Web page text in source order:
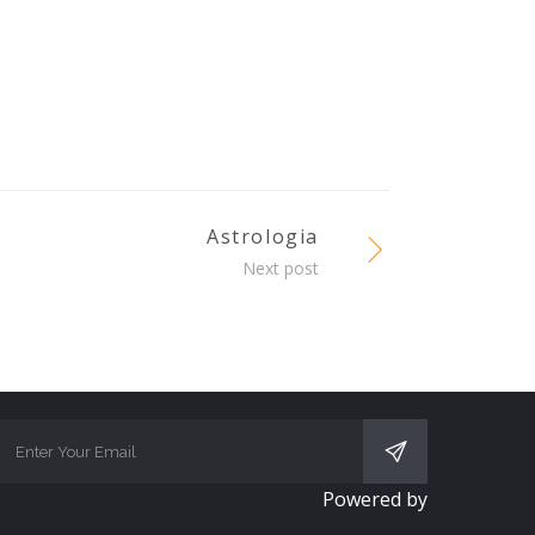
Astrologia
Next post
Powered by